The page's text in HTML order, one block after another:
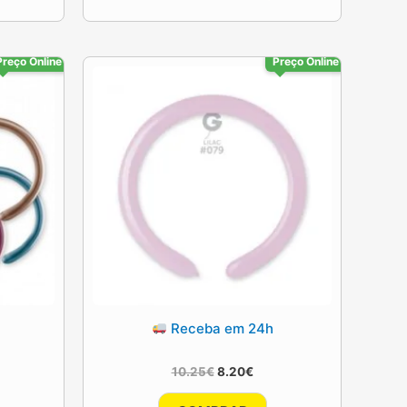
Online Preço Online
Receba em 24h
10.25€ O
8.20€O
atual